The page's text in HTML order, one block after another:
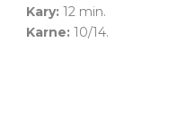
Kary: 12 min.
Karne: 10/14.